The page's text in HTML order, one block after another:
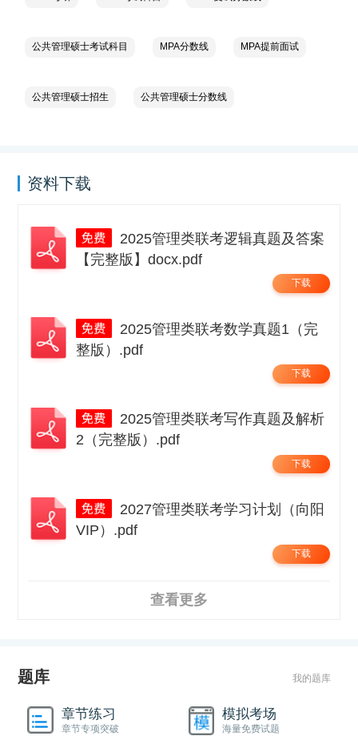
公共管理硕士考试科目 MPA分数线 MPA提前面试
公共管理硕士招生 公共管理硕士分数线
资料下载
【完整版】docx.pdf
下载
整版）.pdf
下载
2（完整版）.pdf
下载
VIP）.pdf
下载
查看更多
题库 我的题库
章节练习
章节专项突破
模拟考场
海量免费试题